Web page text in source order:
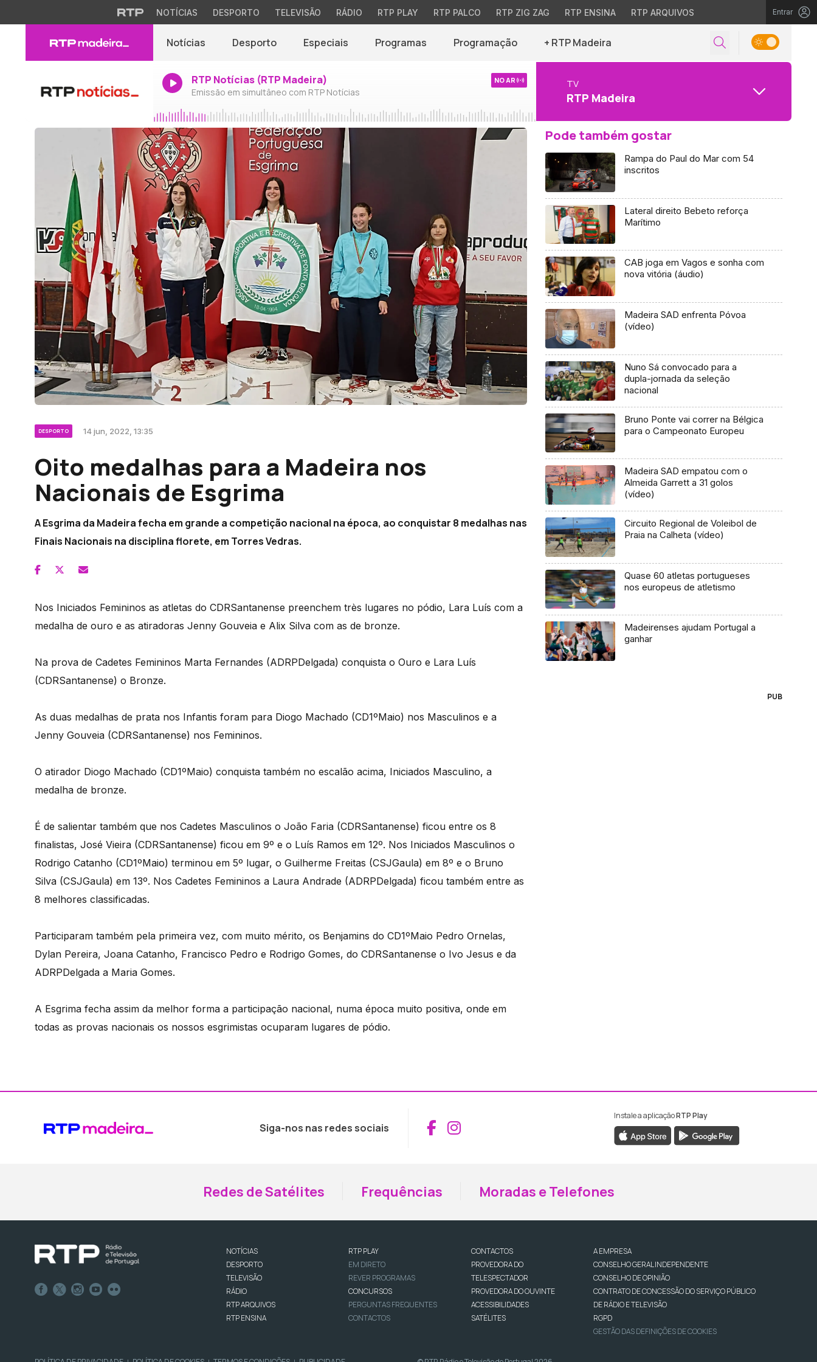
NOTÍCIAS DESPORTO TELEVISÃO RÁDIO RTP PLAY RTP PALCO RTP ZIG ZAG RTP ENSINA RTP ARQUIVOS Entrar
Notícias Desporto Especiais Programas Programação + RTP Madeira
RTP Notícias (RTP Madeira)
Emissão em simultâneo com RTP Notícias
NO AR TV
RTP Madeira
DESPORTO 14 jun, 2022, 13:35
Oito medalhas para a Madeira nos
Nacionais de Esgrima
A Esgrima da Madeira fecha em grande a competição nacional na época, ao conquistar 8 medalhas nas
Finais Nacionais na disciplina florete, em Torres Vedras.
Nos Iniciados Femininos as atletas do CDRSantanense preenchem très lugares no pódio, Lara Luís com a
medalha de ouro e as atiradoras Jenny Gouveia e Alix Silva com as de bronze.
Na prova de Cadetes Femininos Marta Fernandes (ADRPDelgada) conquista o Ouro e Lara Luís
(CDRSantanense) o Bronze.
As duas medalhas de prata nos Infantis foram para Diogo Machado (CD1ºMaio) nos Masculinos e a
Jenny Gouveia (CDRSantanense) nos Femininos.
O atirador Diogo Machado (CD1ºMaio) conquista também no escalão acima, Iniciados Masculino, a
medalha de bronze.
É de salientar também que nos Cadetes Masculinos o João Faria (CDRSantanense) ficou entre os 8
finalistas, José Vieira (CDRSantanense) ficou em 9º e o Luís Ramos em 12º. Nos Iniciados Masculinos o
Rodrigo Catanho (CD1ºMaio) terminou em 5º lugar, o Guilherme Freitas (CSJGaula) em 8º e o Bruno
Silva (CSJGaula) em 13º. Nos Cadetes Femininos a Laura Andrade (ADRPDelgada) ficou também entre as
8 melhores classificadas.
Participaram também pela primeira vez, com muito mérito, os Benjamins do CD1ºMaio Pedro Ornelas,
Dylan Pereira, Joana Catanho, Francisco Pedro e Rodrigo Gomes, do CDRSantanense o Ivo Jesus e da
ADRPDelgada a Maria Gomes.
A Esgrima fecha assim da melhor forma a participação nacional, numa época muito positiva, onde em
todas as provas nacionais os nossos esgrimistas ocuparam lugares de pódio.
Pode também gostar
Rampa do Paul do Mar com 54
inscritos
Lateral direito Bebeto reforça
Marítimo
CAB joga em Vagos e sonha com
nova vitória (áudio)
Madeira SAD enfrenta Póvoa
(vídeo)
Nuno Sá convocado para a
dupla-jornada da seleção
nacional
Bruno Ponte vai correr na Bélgica
para o Campeonato Europeu
Madeira SAD empatou com o
Almeida Garrett a 31 golos
(vídeo)
Circuito Regional de Voleibol de
Praia na Calheta (vídeo)
Quase 60 atletas portugueses
nos europeus de atletismo
Madeirenses ajudam Portugal a
ganhar
PUB
Siga-nos nas redes sociais Aceder ao Facebook da RTP Madeira
Aceder ao Instagram da RTP Madeira
Instale a aplicaçãoRTP Play
Redes de Satélites Frequências Moradas e Telefones
NOTÍCIAS
DESPORTO
TELEVISÃO
RÁDIO
RTP ARQUIVOS
RTP ENSINA
RTP PLAY
EM DIRETO
REVER PROGRAMAS
CONCURSOS
PERGUNTAS FREQUENTES
CONTACTOS
CONTACTOS
PROVEDORA DO
TELESPECTADOR
PROVEDORA DO OUVINTE
ACESSIBILIDADES
SATÉLITES
A EMPRESA
CONSELHO GERAL INDEPENDENTE
CONSELHO DE OPINIÃO
CONTRATO DE CONCESSÃO DO SERVIÇO PÚBLICO
DE RÁDIO E TELEVISÃO
RGPD
GESTÃO DAS DEFINIÇÕES DE COOKIES